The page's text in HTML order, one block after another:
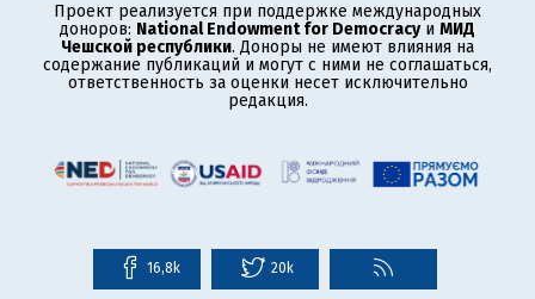
Проект реализуется при поддержке международных
доноров: National Endowment for Democracyи МИД
Чешской республики. Доноры не имеют влияния на
содержание публикаций и могут с ними не соглашаться,
ответственность за оценки несет исключительно
редакция.
16,8k 20k